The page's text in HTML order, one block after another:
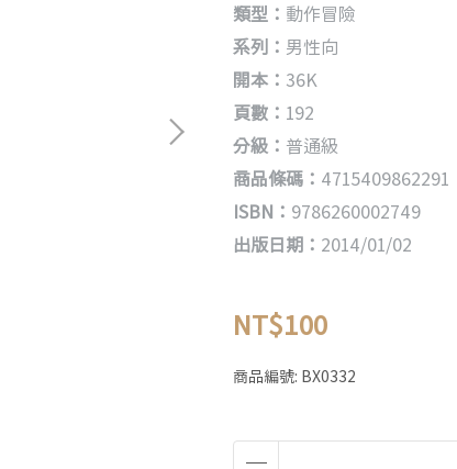
類型： 動作冒險
系列： 男性向
開本： 36K
頁數： 192
分級： 普通級
商品條碼： 4715409862291
ISBN： 9786260002749
出版日期： 2014/01/02
NT$100
商品編號: BX0332